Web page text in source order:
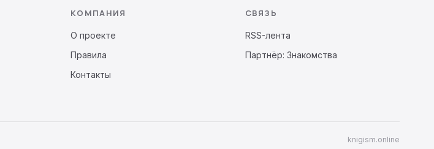
КОМПАНИЯ
О проекте
Правила
Контакты
СВЯЗЬ
RSS-лента
Партнёр: Знакомства
knigism.online